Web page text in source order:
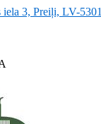
3, Preiļi, LV-5301